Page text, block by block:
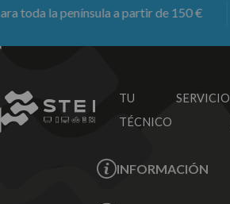
la península a partir de 150 €
TU SERVICIO
TÉCNICO
INFORMACIÓN